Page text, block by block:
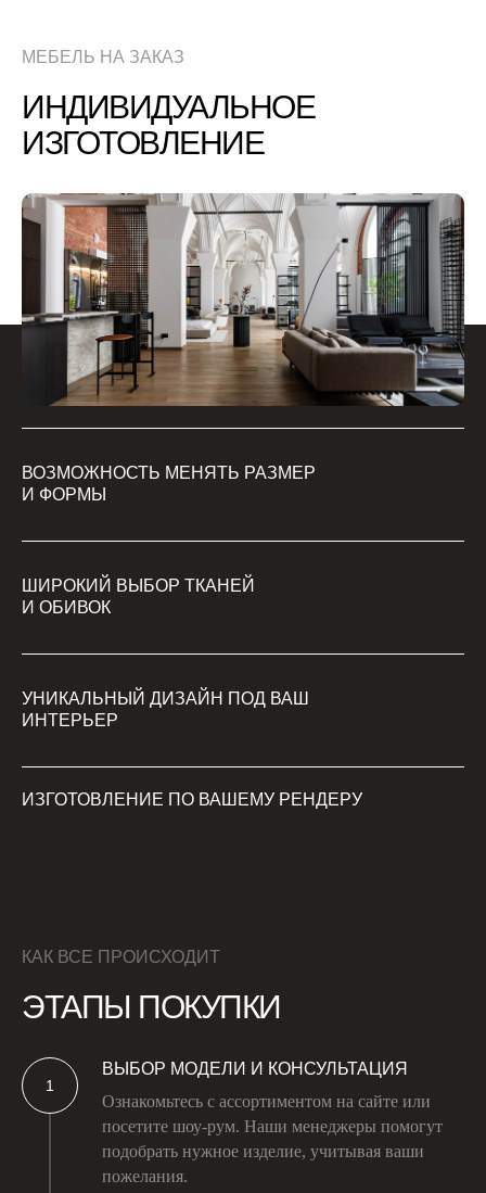
МЕБЕЛЬ НА ЗАКАЗ
ИНДИВИДУАЛЬНОЕ
ИЗГОТОВЛЕНИЕ
ВОЗМОЖНОСТЬ МЕНЯТЬ РАЗМЕР
И ФОРМЫ
ШИРОКИЙ ВЫБОР ТКАНЕЙ
И ОБИВОК
УНИКАЛЬНЫЙ ДИЗАЙН ПОД ВАШ
ИНТЕРЬЕР
ИЗГОТОВЛЕНИЕ ПО ВАШЕМУ РЕНДЕРУ
КАК ВСЕ ПРОИСХОДИТ
ЭТАПЫ ПОКУПКИ
ВЫБОР МОДЕЛИ И КОНСУЛЬТАЦИЯ
Ознакомьтесь с ассортиментом на сайте или
посетите шоу-рум. Наши менеджеры помогут
подобрать нужное изделие, учитывая ваши
пожелания.